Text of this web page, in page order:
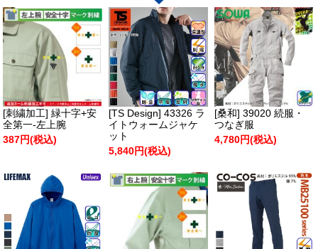
[刺繍加工] 緑十字+安
全第一-左上腕
387円(税込)
[TS Design] 43326 ラ
イトウォームジャケ
ット
5,840円(税込)
[桑和] 39020 続服・
つなぎ服
4,780円(税込)